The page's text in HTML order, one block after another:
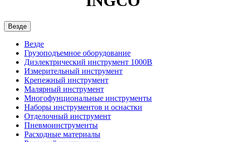
Везде
Везде
Грузоподъемное оборудование
Диэлектрический инструмент 1000В
Измерительный инструмент
Крепежный инструмент
Малярный инструмент
Многофунциональные инструменты
Наборы инструментов и оснастки
Отделочный инструмент
Пневмоинструменты
Расходные материалы